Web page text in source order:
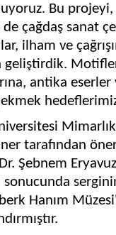
Bu
çağdaş sanat
ilham ve
geliştirdik.
antika eserler
hedeflerimiz
tarafından
Şebnem
Hanım